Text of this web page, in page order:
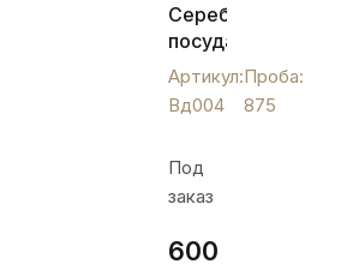
Серебряная
посуда,
ведро
для
льда,
Артикул:
Вд004
Проба:
875
Под
заказ
600